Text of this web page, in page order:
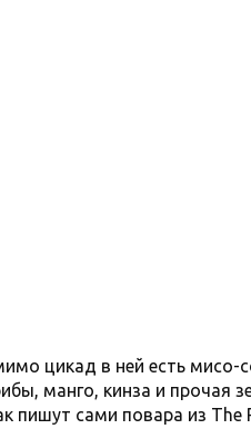
цикад в ней есть мисо-
манго, кинза и прочая
пишут сами повара из The